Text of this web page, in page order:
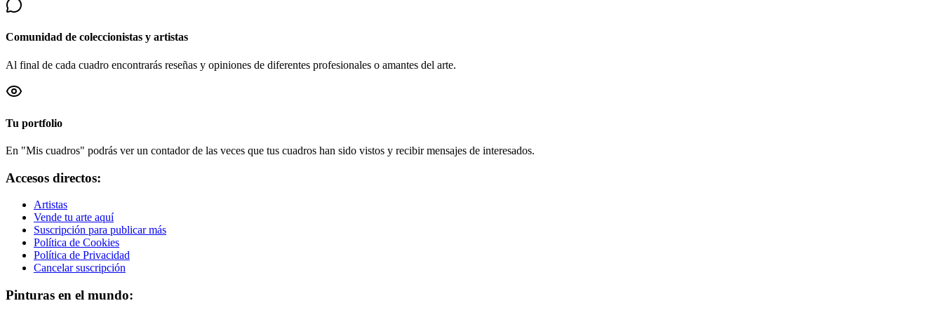
Comunidad de coleccionistas y artistas
Al final de cada cuadro encontrarás reseñas y opiniones de diferentes profesionales o amantes del arte.
Tu portfolio
En "Mis cuadros" podrás ver un contador de las veces que tus cuadros han sido vistos y recibir mensajes de interesados.
Accesos directos:
Artistas
Vende tu arte aquí
Suscripción para publicar más
Política de Cookies
Política de Privacidad
Cancelar suscripción
Pinturas en el mundo: